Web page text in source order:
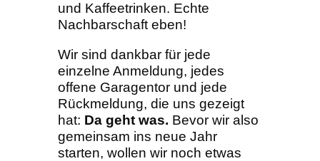
und Kaffeetrinken. Echte
Nachbarschaft eben!
Wir sind dankbar für jede
einzelne Anmeldung, jedes
offene Garagentor und jede
Rückmeldung, die uns gezeigt
hat: Da geht was. Bevor wir also
gemeinsam ins neue Jahr
starten, wollen wir noch etwas